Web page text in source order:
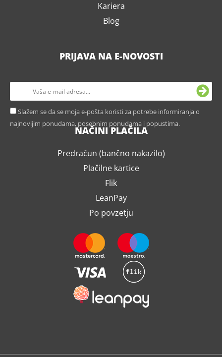
Kariera
Blog
PRIJAVA NA E-NOVOSTI
Slažem se da se moja e-pošta koristi za potrebe informiranja o
najnovijim ponudama, posebnim ponudama i popustima.
NAČINI PLAČILA
Predračun (bančno nakazilo)
Plačilne kartice
Flik
LeanPay
Po povzetju